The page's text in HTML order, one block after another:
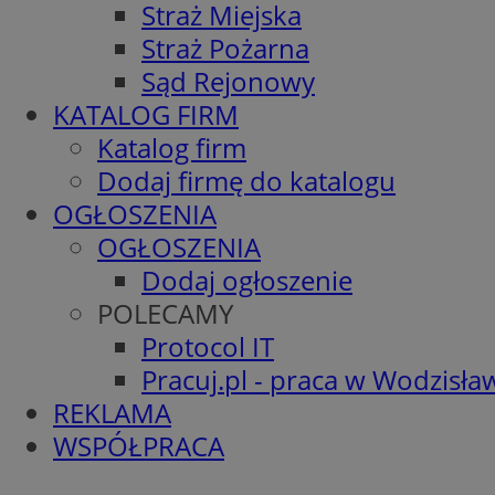
Straż Miejska
Straż Pożarna
Sąd Rejonowy
KATALOG FIRM
Katalog firm
Dodaj firmę do katalogu
OGŁOSZENIA
OGŁOSZENIA
Dodaj ogłoszenie
POLECAMY
Protocol IT
Pracuj.pl - praca w
REKLAMA
WSPÓŁPRACA